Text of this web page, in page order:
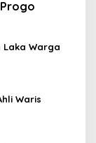
Laka Warga
Waris